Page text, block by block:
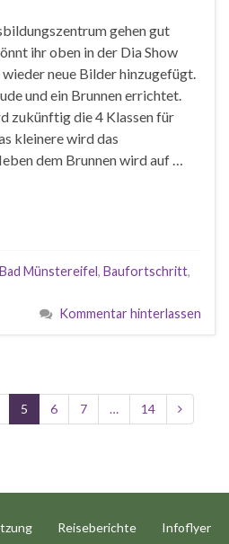
gehen gut
ihr oben in der Dia Show
wieder neue Bilder hinzugefügt.
und ein Brunnen errichtet.
zukünftig die 4 Klassen für
kleinere wird das
dem Brunnen wird auf …
Bad Münstereifel, Baufortschritt,
Kommentar hinterlassen
5 6 7 … 14
Reiseberichte Infoflyer